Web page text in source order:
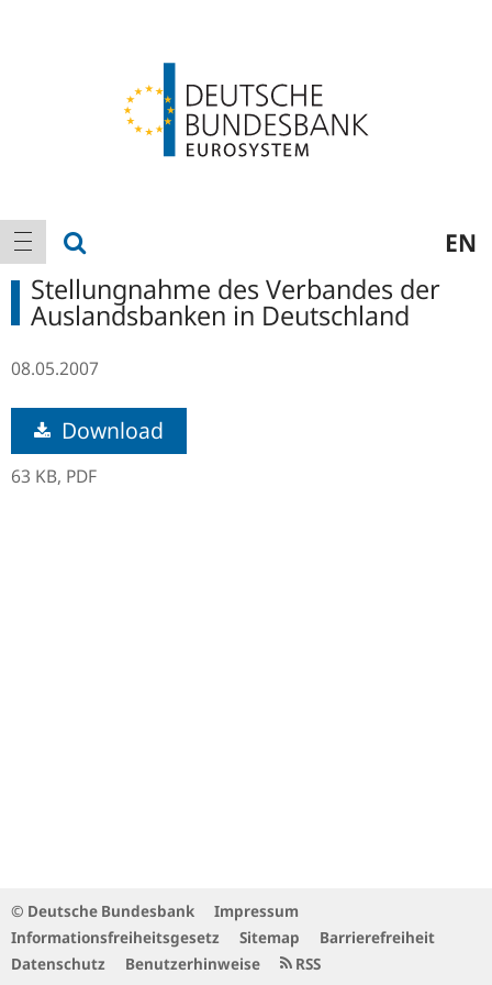
Hauptnavigation
Navigation anzeigen EN
Stellungnahme des Verbandes der
Auslandsbanken in Deutschland
08.05.2007
Download
63 KB, PDF
© Deutsche Bundesbank
Impressum
Informationsfreiheitsgesetz
Sitemap
Barrierefreiheit
Datenschutz
Benutzerhinweise RSS